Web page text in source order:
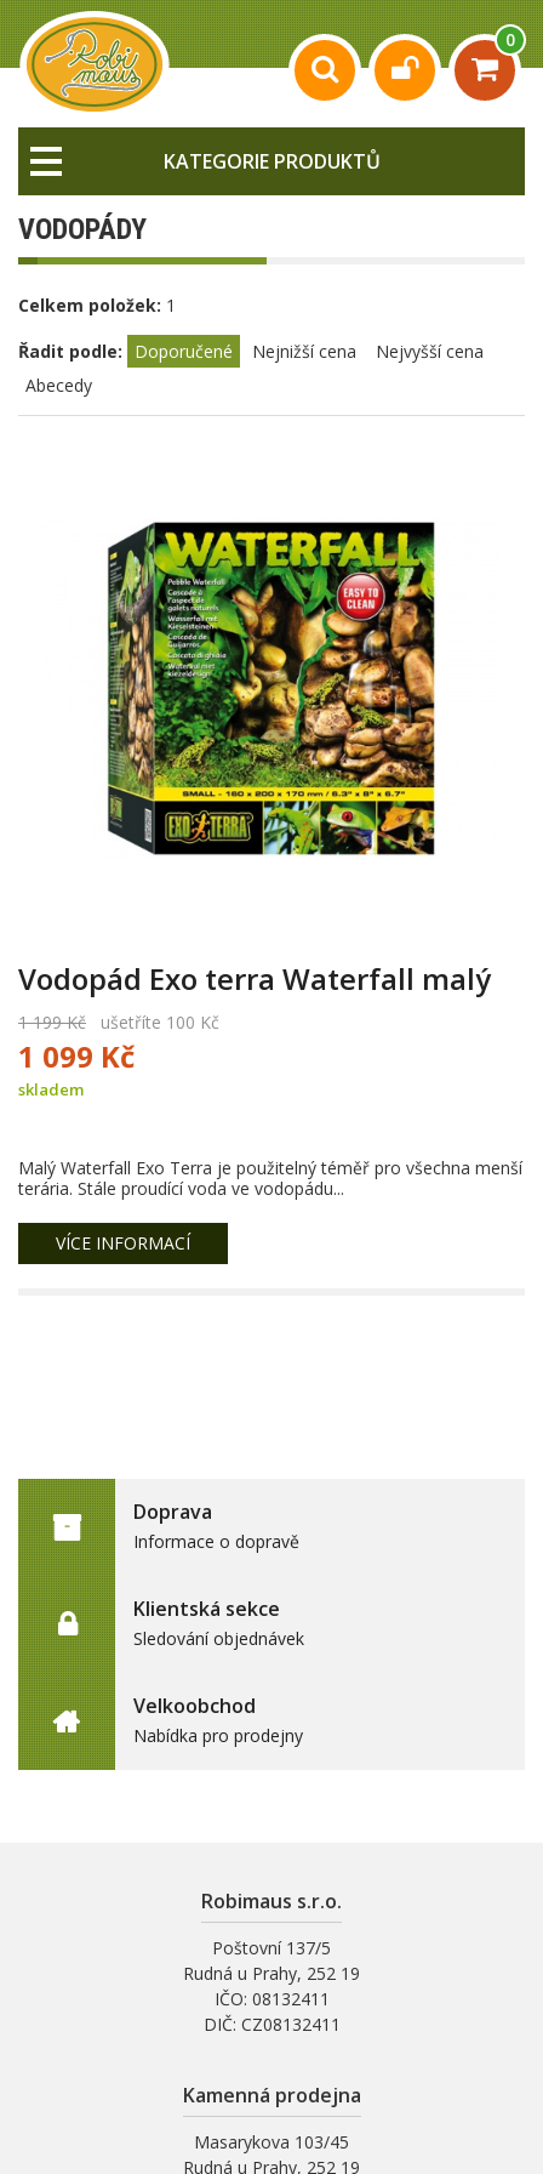
0
KATEGORIE PRODUKTŮ
VODOPÁDY
Celkem položek: 1
Řadit podle:
Doporučené Nejnižší cena
Nejvyšší cena
Abecedy
Vodopád Exo terra Waterfall malý
1 199 Kč ušetříte 100 Kč
1 099 Kč
skladem
Malý Waterfall Exo Terra je použitelný téměř pro všechna menší
terária. Stále proudící voda ve vodopádu...
VÍCE INFORMACÍ
Doprava
Informace o dopravě
Klientská sekce
Sledování objednávek
Velkoobchod
Nabídka pro prodejny
Robimaus s.r.o.
Poštovní 137/5
Rudná u Prahy, 252 19
IČO: 08132411
DIČ: CZ08132411
Kamenná prodejna
Masarykova 103/45
Rudná u Prahy, 252 19